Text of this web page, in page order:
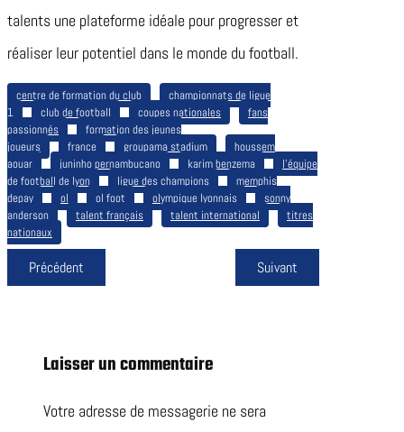
talents une plateforme idéale pour progresser et
réaliser leur potentiel dans le monde du football.
centre de formation du club
championnats de ligue
1
club de football coupes nationales
fans
passionnés
formation des jeunes
joueurs
france groupama stadium
houssem
aouar
juninho pernambucano karim benzema
l’équipe
de football de lyon
ligue des champions
memphis
depay
ol ol foot olympique lyonnais
sonny
anderson
talent français talent international
titres
nationaux
Précédent Suivant
Laisser un commentaire
Votre adresse de messagerie ne sera